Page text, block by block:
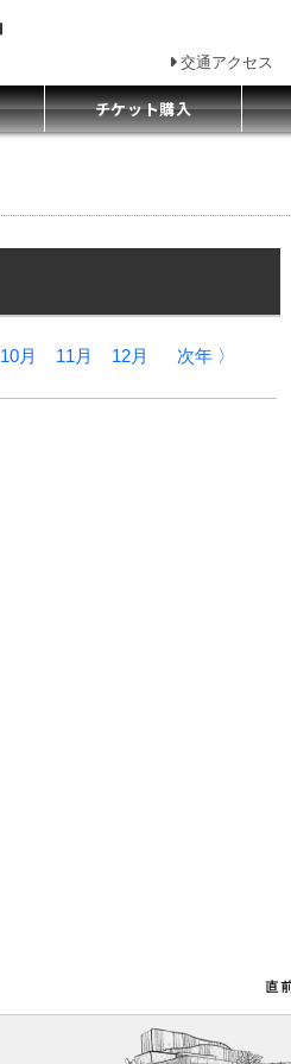
交通アクセス
チケット購入
10月 11月 12月 次年 〉